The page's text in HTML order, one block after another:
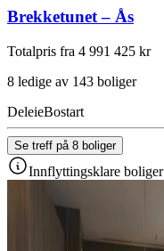
Brekketunet – Ås
Totalpris fra 4 991 425 kr
8 ledige av 143 boliger
DeleieBostart
Se treff på 8 boliger
Innflyttingsklare boliger